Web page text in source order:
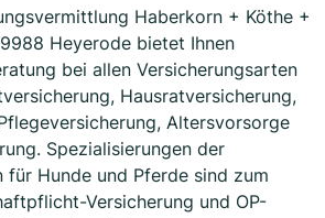
Haberkorn + Köthe +
Heyerode bietet Ihnen
bei allen Versicherungsarten
Hausratversicherung,
Altersvorsorge
Spezialisierungen der
für Hunde und Pferde sind zum
Versicherung und OP-